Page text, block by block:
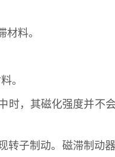
料。
。
时，其磁化强度并不
转子制动。磁滞制动